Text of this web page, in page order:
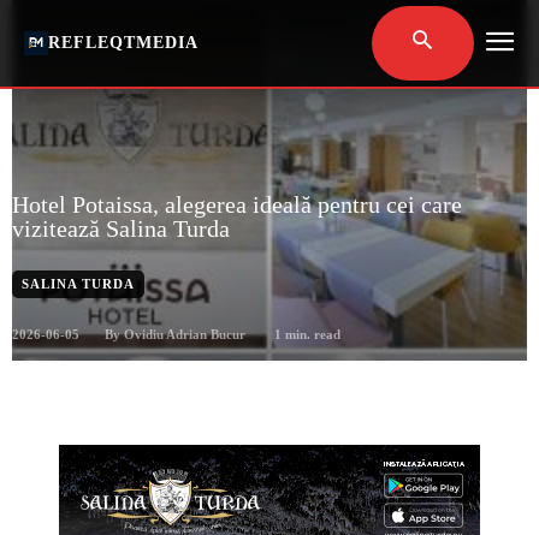
REFLEQTMEDIA
Hotel Potaissa, alegerea ideală pentru cei care
vizitează Salina Turda
SALINA TURDA
2026-06-05 By Ovidiu Adrian Bucur 1 min. read